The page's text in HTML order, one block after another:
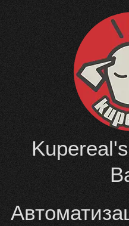
Перейти
содержимому